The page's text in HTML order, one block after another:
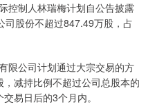
控制人林瑞梅计划自公告披露
司股份不超过847.49万股，占
限公司计划通过大宗交易的方
减持比例不超过公司总股本的
易日后的3个月内。